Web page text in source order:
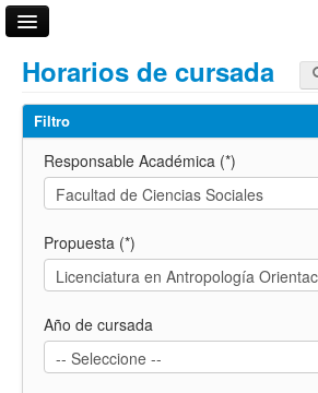
Acceso
Fechas de examen
Horarios de cursadas
Validador de certificados
Ayuda
Horarios de cursada
Filtro
Responsable Académica (*)
Propuesta (*)
Año de cursada